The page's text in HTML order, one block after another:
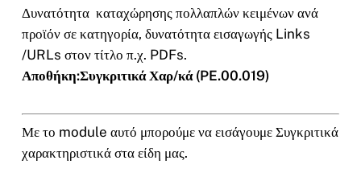
Δυνατότητα καταχώρησης πολλαπλών κειμένων ανά
προϊόν σε κατηγορία, δυνατότητα εισαγωγής Links
/URLs στον τίτλο π.χ. PDFs.
Αποθήκη:Συγκριτικά Χαρ/κά (PE.00.019)
Με το module αυτό μπορούμε να εισάγουμε Συγκριτικά
χαρακτηριστικά στα είδη μας.